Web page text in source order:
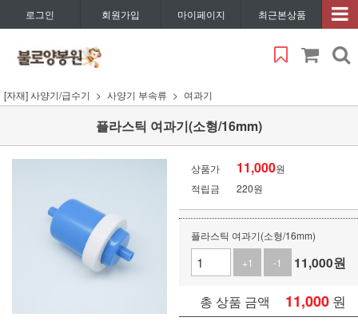
로그인 회원가입 마이페이지 최근본상품
[자재] 사양기/급수기 사양기 부속류 여과기
플라스틱 여과기(소형/16mm)
상품가 11,000원
적립금
220원
플라스틱 여과기(소형/16mm)
+1
-1 11,000원
총 상품 금액 11,000 원